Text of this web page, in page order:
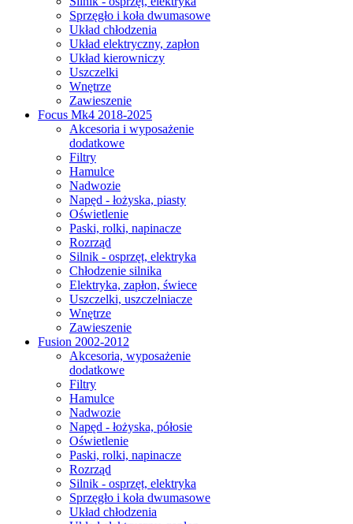
Sprzęgło i koła dwumasowe
Układ chłodzenia
Układ elektryczny, zapłon
Układ kierowniczy
Uszczelki
Wnętrze
Zawieszenie
Focus Mk4 2018-2025
Akcesoria i wyposażenie
dodatkowe
Filtry
Hamulce
Nadwozie
Napęd - łożyska, piasty
Oświetlenie
Paski, rolki, napinacze
Rozrząd
Silnik - osprzęt, elektryka
Chłodzenie silnika
Elektryka, zapłon, świece
Uszczelki, uszczelniacze
Wnętrze
Zawieszenie
Fusion 2002-2012
Akcesoria, wyposażenie
dodatkowe
Filtry
Hamulce
Nadwozie
Napęd - łożyska, półosie
Oświetlenie
Paski, rolki, napinacze
Rozrząd
Silnik - osprzęt, elektryka
Sprzęgło i koła dwumasowe
Układ chłodzenia